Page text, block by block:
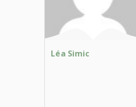
Léa Simic